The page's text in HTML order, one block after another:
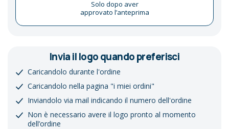
Solo dopo aver
approvato l’anteprima
Invia il logo quando preferisci
Caricandolo durante l'ordine
Caricandolo nella pagina "i miei ordini"
Inviandolo via mail indicando il numero dell'ordine
Non è necessario avere il logo pronto al momento
dell’ordine